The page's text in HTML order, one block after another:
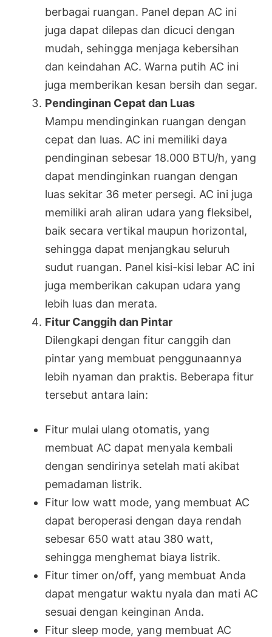
berbagai ruangan. Panel depan AC ini
juga dapat dilepas dan dicuci dengan
mudah, sehingga menjaga kebersihan
dan keindahan AC. Warna putih AC ini
juga memberikan kesan bersih dan segar.
Pendinginan Cepat dan Luas
Mampu mendinginkan ruangan dengan
cepat dan luas. AC ini memiliki daya
pendinginan sebesar 18.000 BTU/h, yang
dapat mendinginkan ruangan dengan
luas sekitar 36 meter persegi. AC ini juga
memiliki arah aliran udara yang fleksibel,
baik secara vertikal maupun horizontal,
sehingga dapat menjangkau seluruh
sudut ruangan. Panel kisi-kisi lebar AC ini
juga memberikan cakupan udara yang
lebih luas dan merata.
Fitur Canggih dan Pintar
Dilengkapi dengan fitur canggih dan
pintar yang membuat penggunaannya
lebih nyaman dan praktis. Beberapa fitur
tersebut antara lain:
Fitur mulai ulang otomatis, yang
membuat AC dapat menyala kembali
dengan sendirinya setelah mati akibat
pemadaman listrik.
Fitur low watt mode, yang membuat AC
dapat beroperasi dengan daya rendah
sebesar 650 watt atau 380 watt,
sehingga menghemat biaya listrik.
Fitur timer on/off, yang membuat Anda
dapat mengatur waktu nyala dan mati AC
sesuai dengan keinginan Anda.
Fitur sleep mode, yang membuat AC